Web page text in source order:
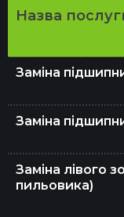
Назва
Заміна
Заміна
Заміна лівого
пильовика)